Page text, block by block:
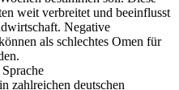
weit verbreitet und beeinflusst
Negative
als schlechtes Omen für
zahlreichen deutschen